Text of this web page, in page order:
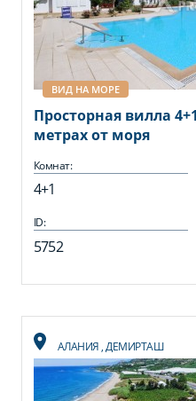
ВИД НА МОРЕ
Просторная вилла
метрах от моря
Комнат:
4+1
ID:
5752
АЛАНИЯ,ДЕМИРТАШ